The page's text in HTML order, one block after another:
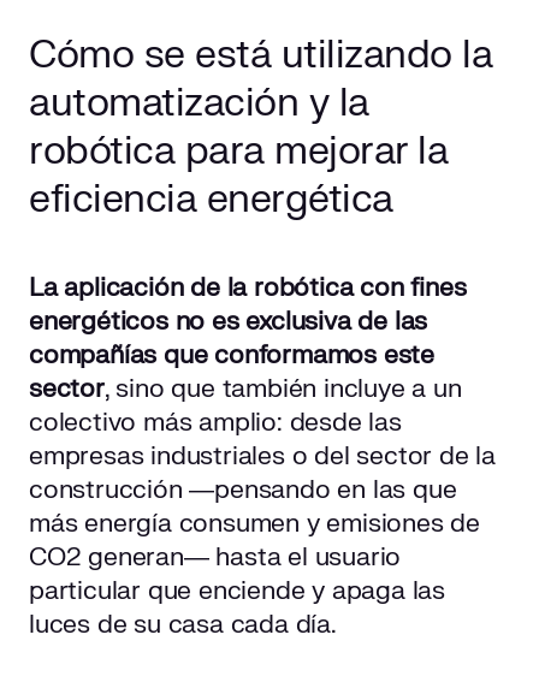
Cómo se está utilizando la
automatización y la
robótica para mejorar la
eficiencia energética
La aplicación de la robótica con fines
energéticos no es exclusiva de las
compañías que conformamos este
sector, sino que también incluye a un
colectivo más amplio: desde las
empresas industriales o del sector de la
construcción ―pensando en las que
más energía consumen y emisiones de
CO2 generan― hasta el usuario
particular que enciende y apaga las
luces de su casa cada día.